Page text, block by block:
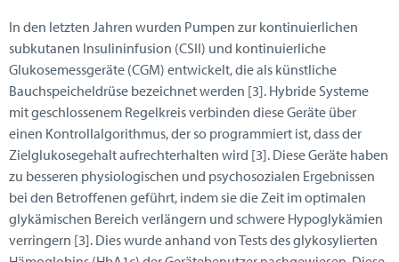
In den letzten Jahren wurden Pumpen zur kontinuierlichen
subkutanen Insulininfusion (CSII) und kontinuierliche
Glukosemessgeräte (CGM) entwickelt, die als künstliche
Bauchspeicheldrüse bezeichnet werden [3]. Hybride Systeme
mit geschlossenem Regelkreis verbinden diese Geräte über
einen Kontrollalgorithmus, der so programmiert ist, dass der
Zielglukosegehalt aufrechterhalten wird [3]. Diese Geräte haben
zu besseren physiologischen und psychosozialen Ergebnissen
bei den Betroffenen geführt, indem sie die Zeit im optimalen
glykämischen Bereich verlängern und schwere Hypoglykämien
verringern [3]. Dies wurde anhand von Tests des glykosylierten